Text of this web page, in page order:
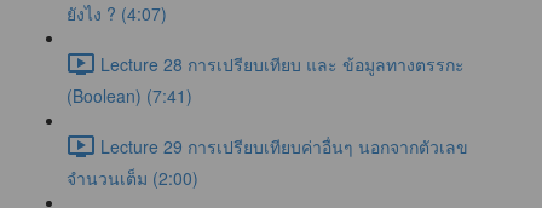
ยังไง ? (4:07)
Lecture 28 การเปรียบเทียบ และ ข้อมูลทางตรรกะ
(Boolean) (7:41)
Lecture 29 การเปรียบเทียบค่าอื่นๆ นอกจากตัวเลข
จำนวนเต็ม (2:00)